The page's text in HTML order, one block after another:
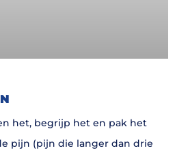
het, begrijp het en pak het
pijn (pijn die langer dan drie